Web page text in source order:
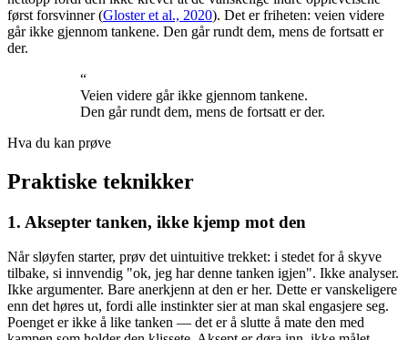
først forsvinner (Gloster et al., 2020). Det er friheten: veien videre
går ikke gjennom tankene. Den går rundt dem, mens de fortsatt er
der.
“
Veien videre går ikke gjennom tankene.
Den går rundt dem, mens de fortsatt er der.
Hva du kan prøve
Praktiske teknikker
1. Aksepter tanken, ikke kjemp mot den
Når sløyfen starter, prøv det uintuitive trekket: i stedet for å skyve
tilbake, si innvendig "ok, jeg har denne tanken igjen". Ikke analyser.
Ikke argumenter. Bare anerkjenn at den er her. Dette er vanskeligere
enn det høres ut, fordi alle instinkter sier at man skal engasjere seg.
Poenget er ikke å like tanken — det er å slutte å mate den med